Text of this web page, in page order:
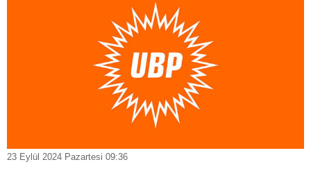
23 Eylül 2024 Pazartesi 09:36